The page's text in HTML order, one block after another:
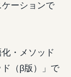
ーションで
・メソッド
（β版）」で